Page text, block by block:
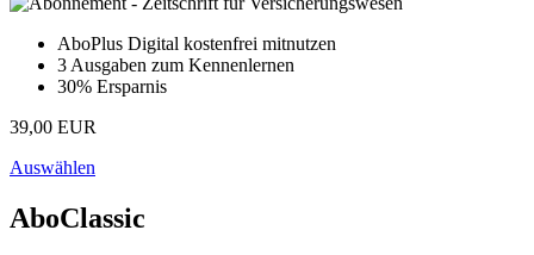
AboPlus Digital kostenfrei mitnutzen
3 Ausgaben zum Kennenlernen
30% Ersparnis
39,00 EUR
Auswählen
AboClassic